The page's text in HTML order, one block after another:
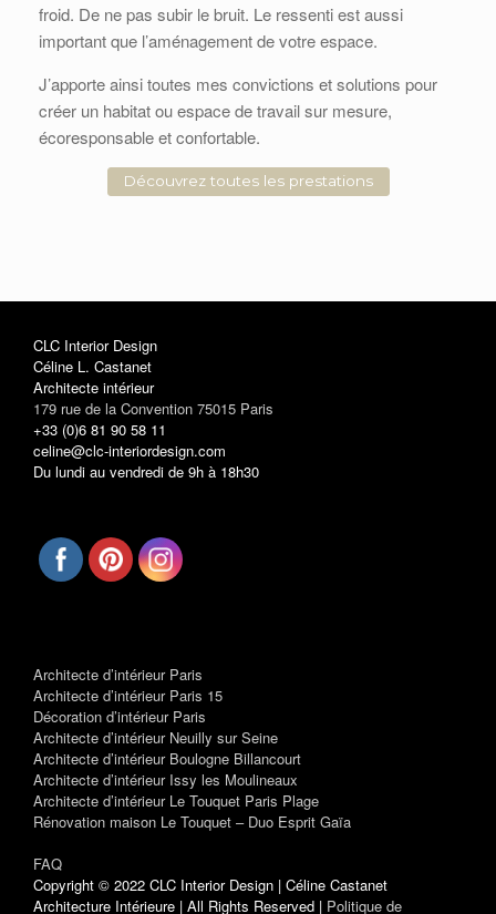
froid. De ne pas subir le bruit. Le ressenti est aussi
important que l’aménagement de votre espace.
J’apporte ainsi toutes mes convictions et solutions pour
créer un habitat ou espace de travail sur mesure,
écoresponsable et confortable.
Découvrez toutes les prestations
CLC Interior Design
Céline L. Castanet
Architecte intérieur
179 rue de la Convention 75015 Paris
+33 (0)6 81 90 58 11
celine@clc-interiordesign.com
Du lundi au vendredi de 9h à 18h30
Architecte d’intérieur Paris
Architecte d’intérieur Paris 15
Décoration d’intérieur Paris
Architecte d’intérieur Neuilly sur Seine
Architecte d’intérieur Boulogne Billancourt
Architecte d’intérieur Issy les Moulineaux
Architecte d’intérieur Le Touquet Paris Plage
Rénovation maison Le Touquet – Duo Esprit Gaïa
FAQ
Copyright © 2022 CLC Interior Design | Céline Castanet
Architecture Intérieure | All Rights Reserved | Politique de